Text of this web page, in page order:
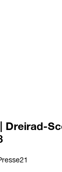
| Dreirad-